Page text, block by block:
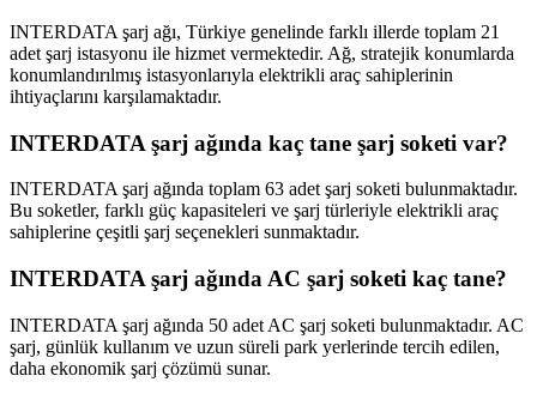
INTERDATA şarj ağı, Türkiye genelinde farklı illerde toplam 21
adet şarj istasyonu ile hizmet vermektedir. Ağ, stratejik konumlarda
konumlandırılmış istasyonlarıyla elektrikli araç sahiplerinin
ihtiyaçlarını karşılamaktadır.
INTERDATA şarj ağında kaç tane şarj soketi var?
INTERDATA şarj ağında toplam 63 adet şarj soketi bulunmaktadır.
Bu soketler, farklı güç kapasiteleri ve şarj türleriyle elektrikli araç
sahiplerine çeşitli şarj seçenekleri sunmaktadır.
INTERDATA şarj ağında AC şarj soketi kaç tane?
INTERDATA şarj ağında 50 adet AC şarj soketi bulunmaktadır. AC
şarj, günlük kullanım ve uzun süreli park yerlerinde tercih edilen,
daha ekonomik şarj çözümü sunar.